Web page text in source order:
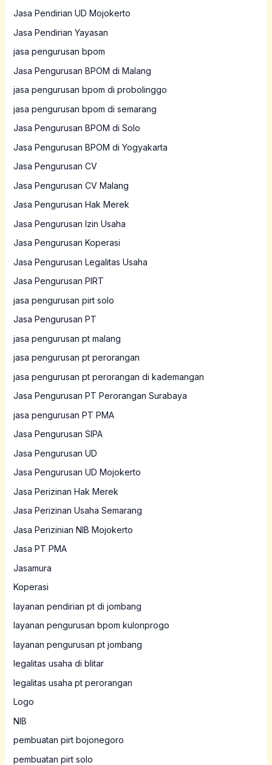
Jasa Pendirian UD Mojokerto
Jasa Pendirian Yayasan
jasa pengurusan bpom
Jasa Pengurusan BPOM di Malang
jasa pengurusan bpom di probolinggo
jasa pengurusan bpom di semarang
Jasa Pengurusan BPOM di Solo
Jasa Pengurusan BPOM di Yogyakarta
Jasa Pengurusan CV
Jasa Pengurusan CV Malang
Jasa Pengurusan Hak Merek
Jasa Pengurusan Izin Usaha
Jasa Pengurusan Koperasi
Jasa Pengurusan Legalitas Usaha
Jasa Pengurusan PIRT
jasa pengurusan pirt solo
Jasa Pengurusan PT
jasa pengurusan pt malang
jasa pengurusan pt perorangan
jasa pengurusan pt perorangan di kademangan
Jasa Pengurusan PT Perorangan Surabaya
jasa pengurusan PT PMA
Jasa Pengurusan SIPA
Jasa Pengurusan UD
Jasa Pengurusan UD Mojokerto
Jasa Perizinan Hak Merek
Jasa Perizinan Usaha Semarang
Jasa Perizinian NIB Mojokerto
Jasa PT PMA
Jasamura
Koperasi
layanan pendirian pt di jombang
layanan pengurusan bpom kulonprogo
layanan pengurusan pt jombang
legalitas usaha di blitar
legalitas usaha pt perorangan
Logo
NIB
pembuatan pirt bojonegoro
pembuatan pirt solo